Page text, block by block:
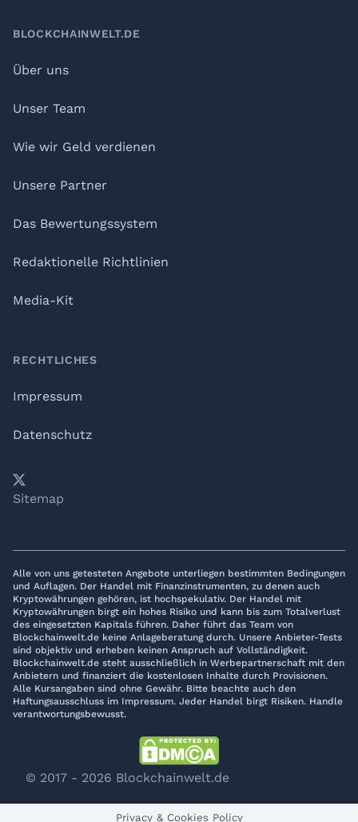
BLOCKCHAINWELT.DE
Über uns
Unser Team
Wie wir Geld verdienen
Unsere Partner
Das Bewertungssystem
Redaktionelle Richtlinien
Media-Kit
RECHTLICHES
Impressum
Datenschutz
YouTube
𝕏LinkedIn
Telegram
Sitemap
Alle von uns getesteten Angebote unterliegen bestimmten Bedingungen
und Auflagen. Der Handel mit Finanzinstrumenten, zu denen auch
Kryptowährungen gehören, ist hochspekulativ. Der Handel mit
Kryptowährungen birgt ein hohes Risiko und kann bis zum Totalverlust
des eingesetzten Kapitals führen. Daher führt das Team von
Blockchainwelt.de keine Anlageberatung durch. Unsere Anbieter-Tests
sind objektiv und erheben keinen Anspruch auf Vollständigkeit.
Blockchainwelt.de steht ausschließlich in Werbepartnerschaft mit den
Anbietern und finanziert die kostenlosen Inhalte durch Provisionen.
Alle Kursangaben sind ohne Gewähr. Bitte beachte auch den
Haftungsausschluss im Impressum. Jeder Handel birgt Risiken. Handle
verantwortungsbewusst.
© 2017 - 2026 Blockchainwelt.de
Privacy & Cookies Policy